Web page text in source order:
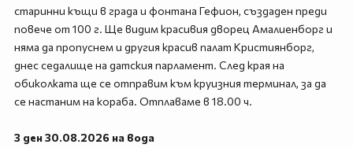
старинни къщи в града и фонтана Гефион, създаден преди
повече от 100 г. Ще видим красивия дворец Амалиенборг и
няма да пропуснем и другия красив палат Кристиянборг,
днес седалище на датския парламент. След края на
обиколката ще се отправим към круизния терминал, за да
се настаним на кораба. Отплаваме в 18.00 ч.
3 ден 30.08.2026 на вода